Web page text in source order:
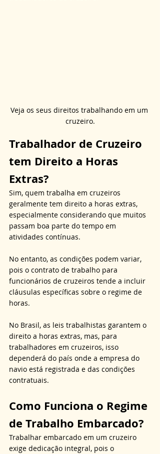
Veja os seus direitos trabalhando em um
cruzeiro.
Trabalhador de Cruzeiro
tem Direito a Horas
Extras?
Sim, quem trabalha em cruzeiros
geralmente tem direito a horas extras,
especialmente considerando que muitos
passam boa parte do tempo em
atividades contínuas.
No entanto, as condições podem variar,
pois o contrato de trabalho para
funcionários de cruzeiros tende a incluir
cláusulas específicas sobre o regime de
horas.
No Brasil, as leis trabalhistas garantem o
direito a horas extras, mas, para
trabalhadores em cruzeiros, isso
dependerá do país onde a empresa do
navio está registrada e das condições
contratuais.
Como Funciona o Regime
de Trabalho Embarcado?
Trabalhar embarcado em um cruzeiro
exige dedicação integral, pois o